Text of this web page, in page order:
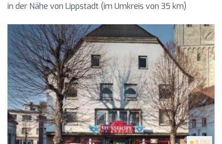
in der Nähe von Lippstadt (im Umkreis von 35 km)
5 (15)